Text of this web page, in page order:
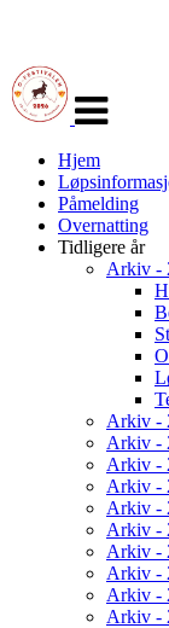
navigasjon
Hjem
Påmelding
Overnatting
Tidligere år
Arkiv -
Arkiv -
Arkiv -
Arkiv -
Arkiv -
Arkiv -
Arkiv -
Arkiv -
Arkiv -
Arkiv -
Arkiv -